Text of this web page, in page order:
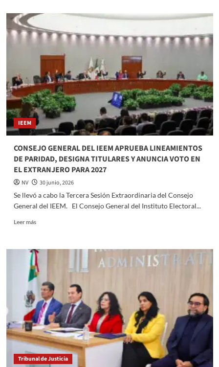
🔴
VIVO
|
derrota
0
a
Ecuador
y
avanza
a
los
de
final
del
Mundial
IEEM
CONSEJO GENERAL DEL IEEM APRUEBA LINEAMIENTOS
DE PARIDAD, DESIGNA TITULARES Y ANUNCIA VOTO EN
EL EXTRANJERO PARA 2027
NV
30 junio, 2026
Se llevó a cabo la Tercera Sesión Extraordinaria del Consejo
General del IEEM. El Consejo General del Instituto Electoral...
Leer másRead
CONSEJO
GENERAL
DEL
IEEM
APRUEBA
LINEAMIENTOS
DE
PARIDAD,
DESIGNA
TITULARES
Y
ANUNCIA
VOTO
Tribunal de Justicia